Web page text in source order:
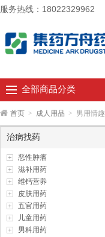
服务热线：18022329962
全部商品分类
首页 > 成人用品 > 男用情趣
治病找药
恶性肿瘤
滋补用药
维钙营养
皮肤用药
五官用药
儿童用药
男科用药